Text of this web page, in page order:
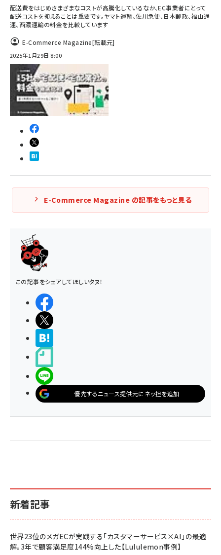
配送費をはじめさまざまなコストが高騰化しているなか、EC事業者にとって
配送コストを抑えることは重要です。ヤマト運輸、佐川急便、日本郵政、福山通
運、西濃運輸の料金を比較しています
E-Commerce Magazine[転載元]
2025年1月29日 8:00
E-Commerce Magazine の記事をもっと見る
この記事をシェアしてほしいタヌ！
優先するニュース提供元にネッ担を追加
新着記事
世界23位のメガECが実践する「カスタマーサービス×AI」の最適
解。3年で顧客満足度144%向上した【Lululemon事例】